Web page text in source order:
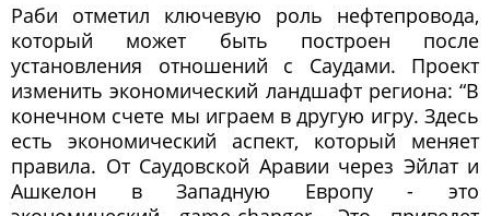
Раби отметил ключевую роль нефтепровода,
который может быть построен после
установления отношений с Саудами. Проект
изменить экономический ландшафт региона: “В
конечном счете мы играем в другую игру. Здесь
есть экономический аспект, который меняет
правила. От Саудовской Аравии через Эйлат и
Ашкелон в Западную Европу - это